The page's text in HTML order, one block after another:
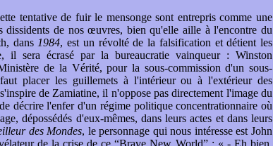
tentative de fuir le mensonge sont entrepris comme une
dissidents de nos œuvres, bien qu'elle aille à l'encontre du
dans 1984, est un révolté de la falsification et détient les
il sera écrasé par la bureaucratie vainqueur : Winston
de la Vérité, pour la sous-commission d'un sous-
placer les guillemets à l'intérieur ou à l'extérieur des
de Zamiatine, il n'oppose pas directement l'image du
décrire l'enfer d'un régime politique concentrationnaire où
dépossédés d'eux-mêmes, dans leurs actes et dans leurs
des Mondes, le personnage qui nous intéresse est John
de la crise de ce “Brave New World” : « - Eh bien,